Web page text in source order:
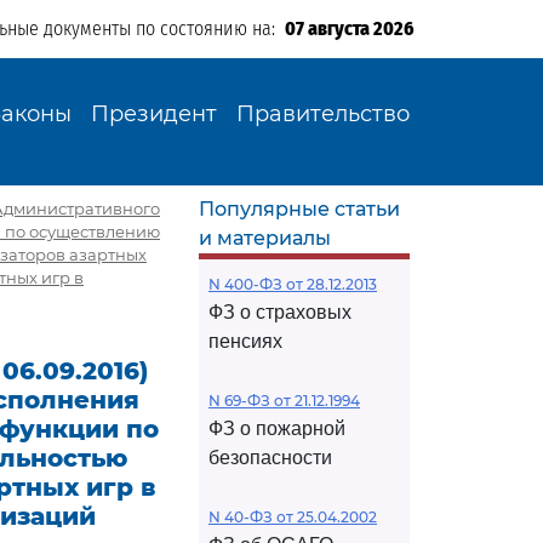
документы по состоянию на: 07 августа 2026
Президент Правительство
по осуществлению
азартных
игр в
по
игр в
Популярные статьи
и материалы
N 400-ФЗ от 28.12.2013
ФЗ о страховых
пенсиях
N 69-ФЗ от 21.12.1994
ФЗ о пожарной
безопасности
N 40-ФЗ от 25.04.2002